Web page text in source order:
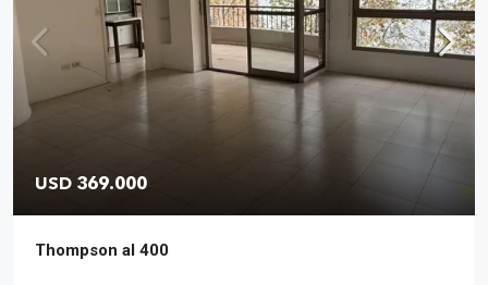
USD 369.000
Thompson al 400